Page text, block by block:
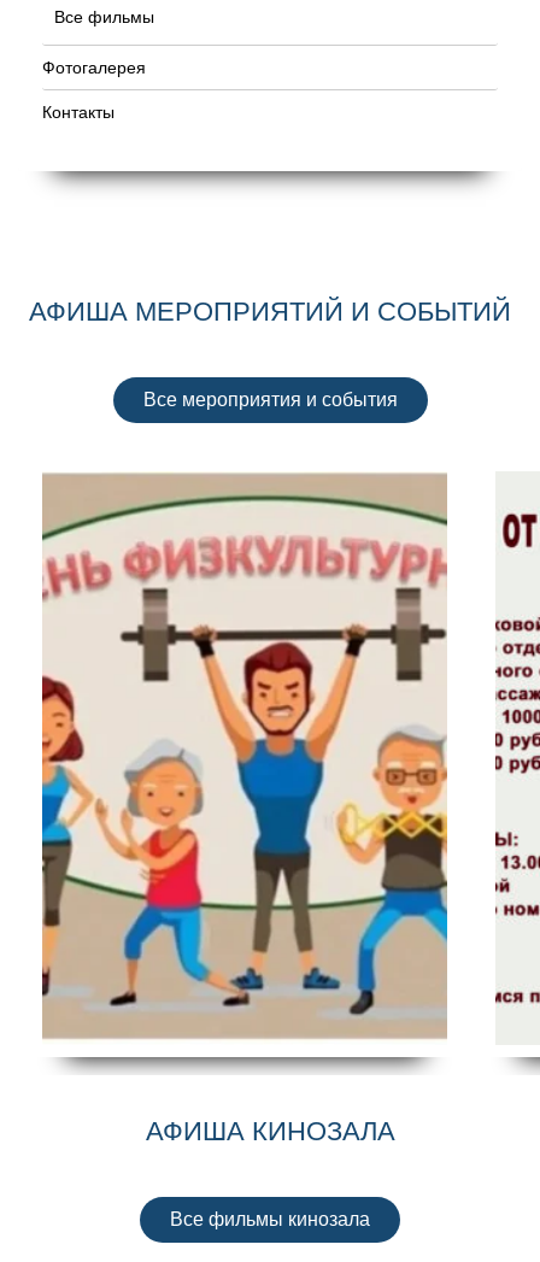
Все фильмы
Фотогалерея
Контакты
АФИША МЕРОПРИЯТИЙ И СОБЫТИЙ
Все мероприятия и события
мероприятия,
📍 Место:
8 июля — тёплый
самым важным
В этот день мы
— пример
а ещё говорим
их […]
ДЕНЬ РЕЧНИКА.
3 июля в 14.00 пройдет праздничное
посвященное Дню речника на площади
округа «Жатай». 🌊 День речника — особый
для нашего поселка: река и флот — важная
нашей истории и жизни. В этот день мы
благодарностью чествуем тех, кто трудится
обеспечивает навигацию и связывает берега.
Что вас ждет: Приходите всей […]
АФИША КИНОЗАЛА
Все фильмы кинозала